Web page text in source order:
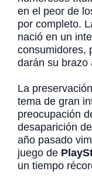
en el peor de
por completo.
nació en un
consumidores,
darán su brazo
La
tema de gran
preocupación
desaparición
año pasado
juego de
un tiempo